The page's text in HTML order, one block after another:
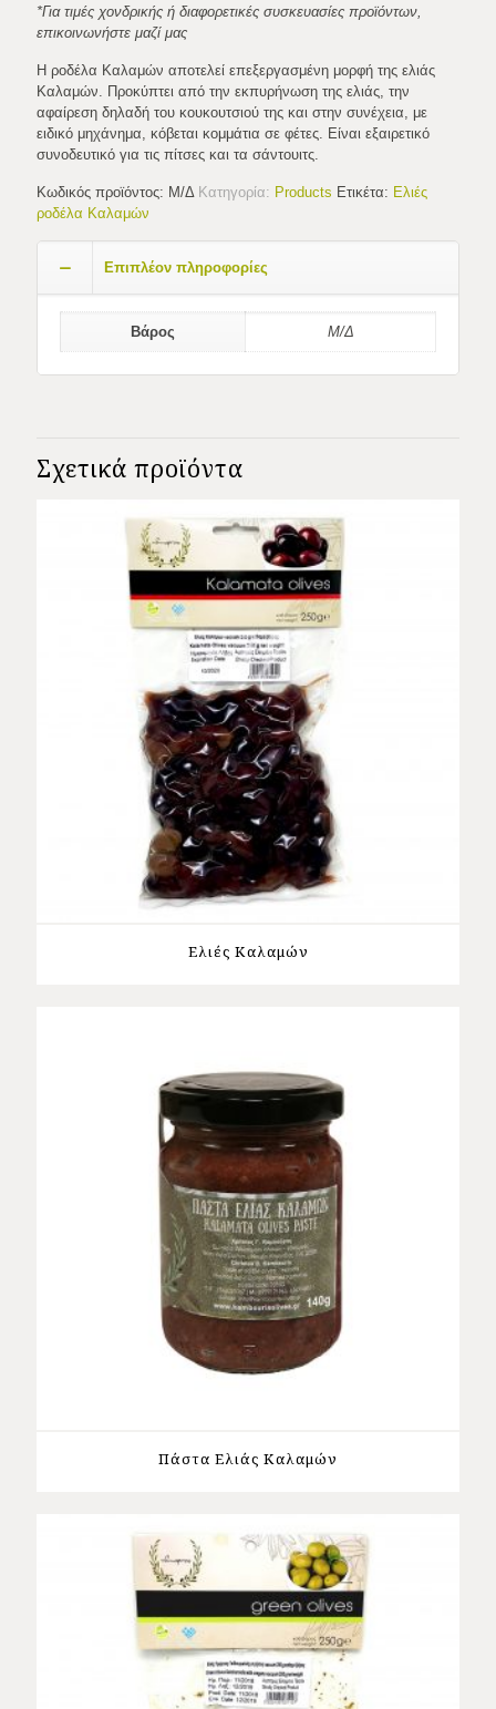
*Για τιμές χονδρικής ή διαφορετικές συσκευασίες προϊόντων,
επικοινωνήστε μαζί μας
Η ροδέλα Καλαμών αποτελεί επεξεργασμένη μορφή της ελιάς
Καλαμών. Προκύπτει από την εκπυρήνωση της ελιάς, την
αφαίρεση δηλαδή του κουκουτσιού της και στην συνέχεια, με
ειδικό μηχάνημα, κόβεται κομμάτια σε φέτες. Είναι εξαιρετικό
συνοδευτικό για τις πίτσες και τα σάντουιτς.
Κωδικός προϊόντος: Μ/Δ Κατηγορία: Products Ετικέτα: Ελιές
ροδέλα Καλαμών
Επιπλέον πληροφορίες
Βάρος Μ/Δ
Σχετικά προϊόντα
Ελιές Καλαμών
Πάστα Ελιάς Καλαμών